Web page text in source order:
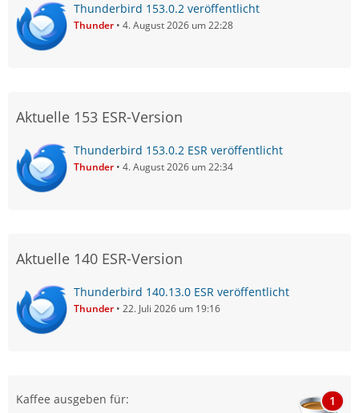
Thunderbird 153.0.2 veröffentlicht
Thunder 4. August 2026 um 22:28
Aktuelle 153 ESR-Version
Thunderbird 153.0.2 ESR veröffentlicht
Thunder 4. August 2026 um 22:34
Aktuelle 140 ESR-Version
Thunderbird 140.13.0 ESR veröffentlicht
Thunder 22. Juli 2026 um 19:16
Kaffee ausgeben für: 1